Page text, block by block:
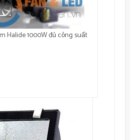
Halide 1000W đủ công suất